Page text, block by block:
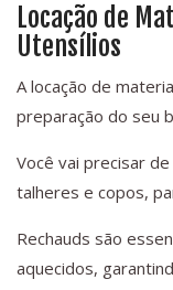
Locação de
Utensílios
A locação de
preparação do seu
Você vai precisar
talheres e copos,
Rechauds são
aquecidos,